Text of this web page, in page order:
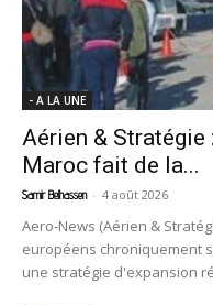
- A LA UNE
Aérien & Stratégie
Maroc fait de la...
Samir Belhassen - 4 août 2026
Aero-News (Aérien &
européens chroniquement
une stratégie d'expansion